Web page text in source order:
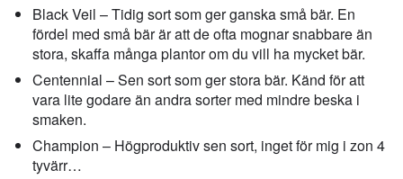
Black Veil – Tidig sort som ger ganska små bär. En
fördel med små bär är att de ofta mognar snabbare än
stora, skaffa många plantor om du vill ha mycket bär.
Centennial – Sen sort som ger stora bär. Känd för att
vara lite godare än andra sorter med mindre beska i
smaken.
Champion – Högproduktiv sen sort, inget för mig i zon 4
tyvärr…